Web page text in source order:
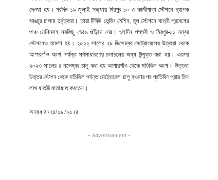
দেওয়া হয়। পরদিন ১৯ জুলাই সন্ধ্যায় মিরপুর-১০ ও কাজীপাড়া স্টেশনে ব্যাপক
ভাঙচুর চালায় দুর্বৃত্তরা। তারা টিকিট ভেন্ডিং মেশিন, মূল স্টেশনে যাত্রী প্রবেশের
পাঞ্চ মেশিনসহ সবকিছু ভেঙে গুঁড়িয়ে দেয়। ওইদিন পল্লবী ও মিরপুর-১১ নম্বর
স্টেশনেও হামলা হয়। ২০২২ সালের ২৯ ডিসেম্বর মেট্রোরেলের উত্তরা থেকে
আগারগাঁও অংশ পর্যন্ত সর্বসাধারণের চলাচলের জন্য উন্মুক্ত করা হয়। এরপর
২০২৩ সালের ৪ নভেম্বর চালু করা হয় আগারগাঁও থেকে মতিঝিল অংশ। উত্তরা
উত্তর স্টেশন থেকে মতিঝিল পর্যন্ত মেট্রোরেল চালু হওয়ার পর প্রতিদিন প্রায় তিন
লাখ যাত্রী যাতায়াত করতেন।
অন্যধারা/২৪/০৮/২০২৪
- Advertisement -